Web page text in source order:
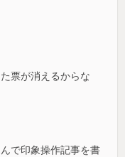
票が消えるからな
で印象操作記事を書